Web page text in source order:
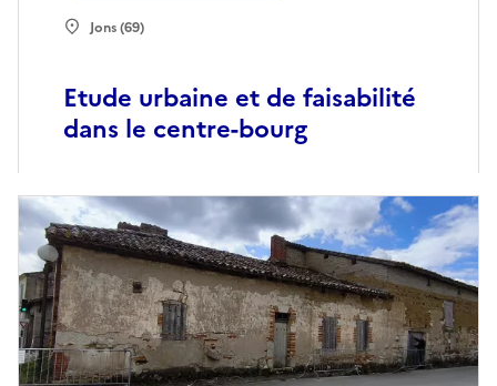
Etude urbaine et de faisabilité
dans le centre-bourg
Jons (69)